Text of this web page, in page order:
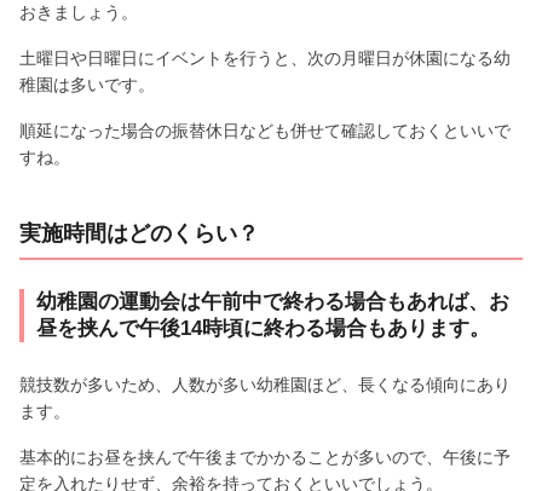
おきましょう。
土曜日や日曜日にイベントを行うと、次の月曜日が休園になる幼
稚園は多いです。
順延になった場合の振替休日なども併せて確認しておくといいで
すね。
実施時間はどのくらい？
幼稚園の運動会は午前中で終わる場合もあれば、お
昼を挟んで午後14時頃に終わる場合もあります。
競技数が多いため、人数が多い幼稚園ほど、長くなる傾向にあり
ます。
基本的にお昼を挟んで午後までかかることが多いので、午後に予
定を入れたりせず、余裕を持っておくといいでしょう。